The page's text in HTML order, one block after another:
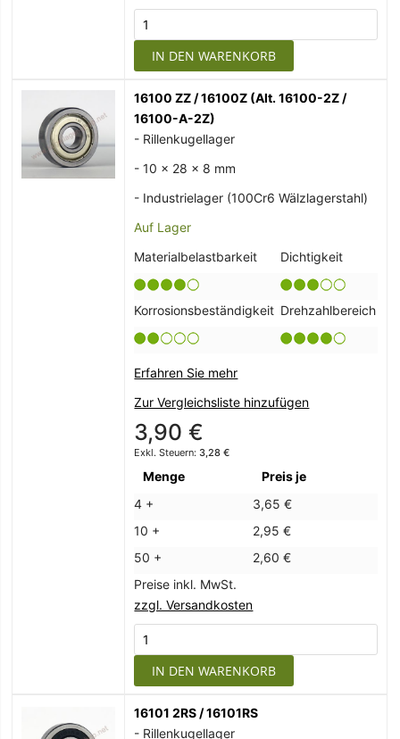
IN DEN WARENKORB
16100 ZZ / 16100Z (Alt. 16100-2Z /
16100-A-2Z)
- Rillenkugellager
- 10 x 28 x 8 mm
- Industrielager (100Cr6 Wälzlagerstahl)
Auf Lager
Materialbelastbarkeit
Dichtigkeit
Korrosionsbeständigkeit Drehzahlbereich
Erfahren Sie mehr
Zur Vergleichsliste hinzufügen
3,90 €
3,28 €
Menge
Preis je
4 +
3,65 €
10 +
2,95 €
50 +
2,60 €
Preise inkl. MwSt.
zzgl. Versandkosten
IN DEN WARENKORB
16101 2RS / 16101RS
- Rillenkugellager